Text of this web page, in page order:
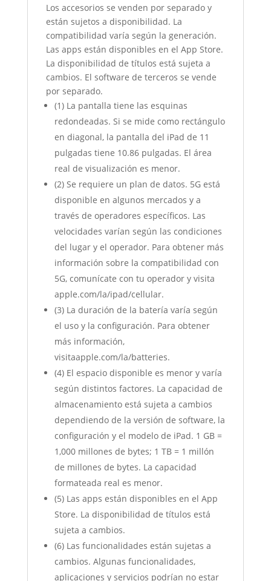
Los accesorios se venden por separado y
están sujetos a disponibilidad. La
compatibilidad varía según la generación.
Las apps están disponibles en el App Store.
La disponibilidad de títulos está sujeta a
cambios. El software de terceros se vende
por separado.
(1) La pantalla tiene las esquinas
redondeadas. Si se mide como rectángulo
en diagonal, la pantalla del iPad de 11
pulgadas tiene 10.86 pulgadas. El área
real de visualización es menor.
(2) Se requiere un plan de datos. 5G está
disponible en algunos mercados y a
través de operadores específicos. Las
velocidades varían según las condiciones
del lugar y el operador. Para obtener más
información sobre la compatibilidad con
5G, comunícate con tu operador y visita
apple.com/la/ipad/cellular.
(3) La duración de la batería varía según
el uso y la configuración. Para obtener
más información,
visitaapple.com/la/batteries.
(4) El espacio disponible es menor y varía
según distintos factores. La capacidad de
almacenamiento está sujeta a cambios
dependiendo de la versión de software, la
configuración y el modelo de iPad. 1 GB =
1,000 millones de bytes; 1 TB = 1 millón
de millones de bytes. La capacidad
formateada real es menor.
(5) Las apps están disponibles en el App
Store. La disponibilidad de títulos está
sujeta a cambios.
(6) Las funcionalidades están sujetas a
cambios. Algunas funcionalidades,
aplicaciones y servicios podrían no estar